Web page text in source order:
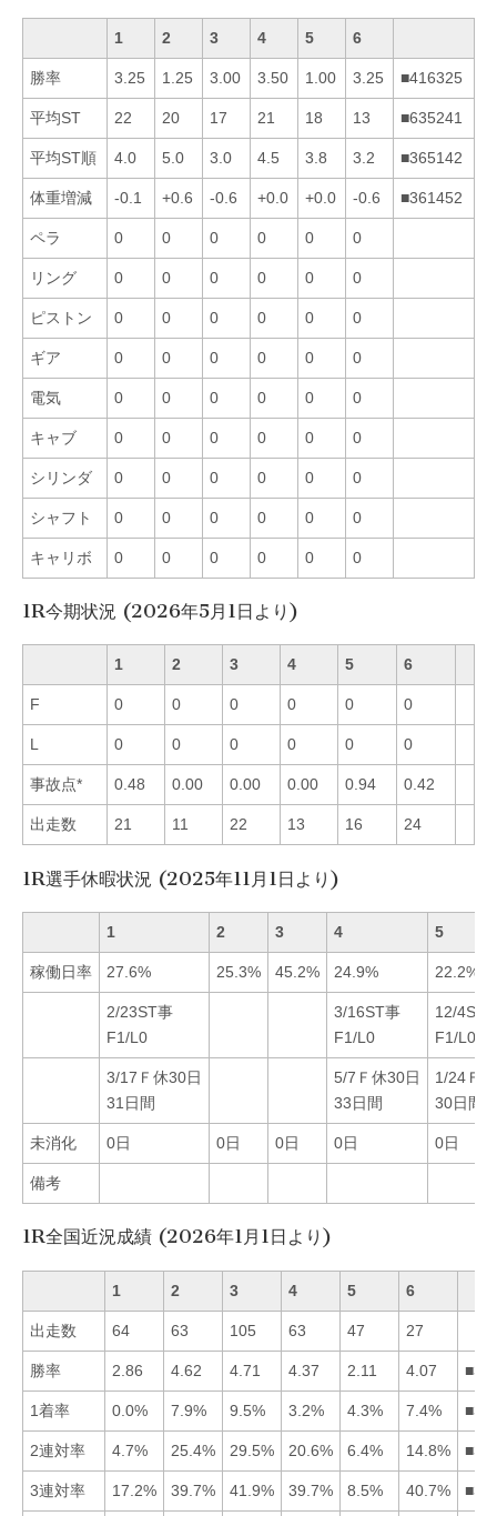
1 2 3 4 5 6
勝率 3.25 1.25 3.00 3.50 1.00 3.25 ■416325
平均ST 22 20 17 21 18 13 ■635241
平均ST順 4.0 5.0 3.0 4.5 3.8 3.2 ■365142
体重増減 -0.1 +0.6 -0.6 +0.0 +0.0 -0.6 ■361452
ペラ 0 0 0 0 0 0
リング 0 0 0 0 0 0
ピストン 0 0 0 0 0 0
ギア 0 0 0 0 0 0
電気 0 0 0 0 0 0
キャブ 0 0 0 0 0 0
シリンダ 0 0 0 0 0 0
シャフト 0 0 0 0 0 0
キャリボ 0 0 0 0 0 0
1R今期状況 (2026年5月1日より)
1 2 3 4 5 6
F 0 0 0 0 0 0
L 0 0 0 0 0 0
事故点* 0.48 0.00 0.00 0.00 0.94 0.42
出走数 21 11 22 13 16 24
1R選手休暇状況 (2025年11月1日より)
1 2 3 4 5
稼働日率 27.6% 25.3% 45.2% 24.9% 22.2%
2/23ST事
F1/L0
3/16ST事
F1/L0
12/4ST
F1/L0
3/17Ｆ休30日
31日間
5/7Ｆ休30日
33日間
1/24Ｆ
30日間
未消化 0日 0日 0日 0日 0日
備考
1R全国近況成績 (2026年1月1日より)
1 2 3 4 5 6
出走数 64 63 105 63 47 27
勝率 2.86 4.62 4.71 4.37 2.11 4.07
1着率 0.0% 7.9% 9.5% 3.2% 4.3% 7.4%
2連対率 4.7% 25.4% 29.5% 20.6% 6.4% 14.8%
3連対率 17.2% 39.7% 41.9% 39.7% 8.5% 40.7%